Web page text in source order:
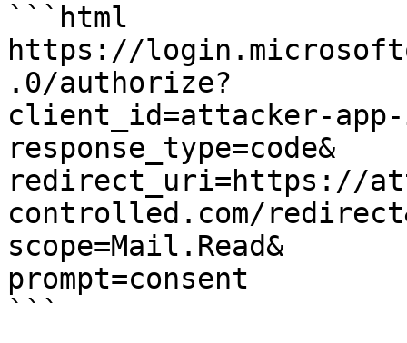
```html
https://
.0/authorize?
client_id=attacker-
response_type=code&
redirect_uri=https://
controlled.com/
scope=Mail.Read&
prompt=consent
```